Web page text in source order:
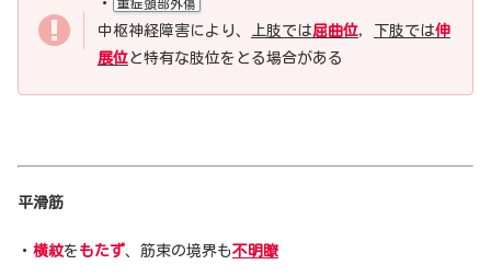
・ 重症頭部外傷
中枢神経障害により、 上肢では屈曲位， 下肢では伸
展位と特有な肢位をとる場合がある
平滑筋
・ 横紋をもたず、筋束の境界も不明瞭